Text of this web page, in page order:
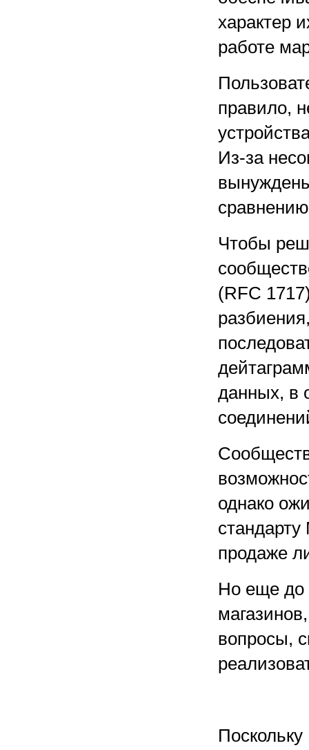
характер
работе
правило,
Из-за
Чтобы
(RFC
данных, в
однако
стандарту
продаже
Но еще до
вопросы,